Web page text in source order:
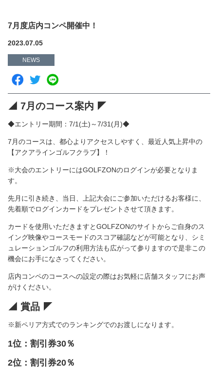
7月度店内コンペ開催中！
2023.07.05
NEWS
◢ 7月のコース案内 ◤
◆エントリー期間：7/1(土)～7/31(月)◆
7月のコースは、都心よりアクセスしやすく、最近人気上昇中の
【アクアラインゴルフクラブ】！
※大会のエントリーにはGOLFZONのログインが必要となりま
す。
先月に引き続き、当日、上記大会にご参加いただけるお客様に、
先着順でログインカードをプレゼントさせて頂きます。
カードを使用いただきますとGOLFZONのサイトからご自身のス
イング映像やコースモードのスコア確認などが可能となり、シミ
ュレーションゴルフの利用方法も広がって参りますので是非この
機会にお手になさってください。
店内コンペのコースへの設定の際はお気軽に店舗スタッフにお声
がけください。
◢ 賞品 ◤
※新ペリア方式でのランキングでのお渡しになります。
1位：割引券30％
2位：割引券20％